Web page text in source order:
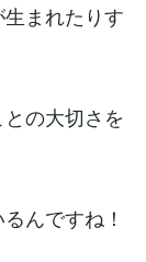
まれたりす
の大切さを
んですね！